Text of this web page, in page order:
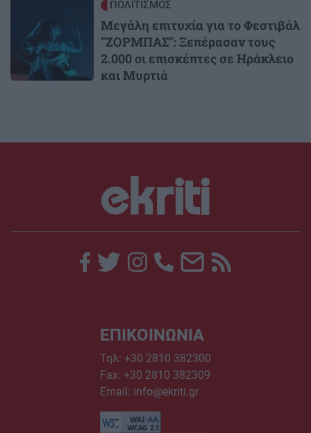
ΠΟΛΙΤΙΣΜΟΣ
Μεγάλη επιτυχία για το Φεστιβάλ
"ΖΟΡΜΠΑΣ": Ξεπέρασαν τους
2.000 οι επισκέπτες σε Ηράκλειο
και Μυρτιά
ΕΠΙΚΟΙΝΩΝΙΑ
Τηλ: +30 2810 382300
Fax: +30 2810 382309
Email: info@ekriti.gr